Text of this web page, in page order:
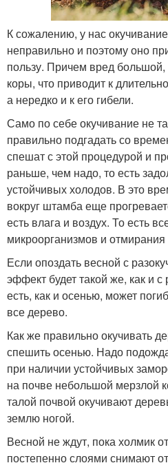
К сожалению, у нас
неправильно и поэтому оно
пользу. Причем вред
коры, что приводит к
а нередко и к его гибели.
Само по себе окучивание не
правильно подгадать со
спешат с этой процедурой и
раньше, чем надо, то есть
устойчивых холодов. В это
вокруг штамба еще
есть влага и воздух. То есть
микроорганизмов и
Если опоздать весной с
эффект будет такой же, как и
есть, как и осенью, может
все дерево.
Как же правильно окучивать
спешить осенью. Надо
при наличии устойчивых
на почве небольшой мерзлой
талой почвой окучивают
землю ногой.
Весной не ждут, пока холмик
постепенно слоями снимают